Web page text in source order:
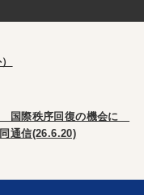
国際秩序回復の機会に
通信(26.6.20)